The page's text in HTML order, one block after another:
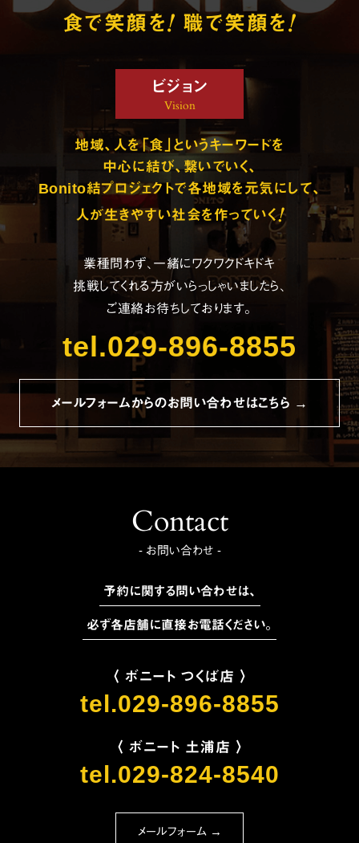
食で笑顔を! 職で笑顔を!
ビジョン
Vision
地域、人を「食」というキーワードを
中心に結び、繋いでいく、
Bonito結プロジェクトで各地域を元気にして、
人が生きやすい社会を作っていく!
業種問わず、一緒にワクワクドキドキ
挑戦してくれる方がいらっしゃいましたら、
ご連絡お待ちしております。
tel.029-896-8855
メールフォームからのお問い合わせはこちら →
Contact
- お問い合わせ -
予約に関する問い合わせは、
必ず各店舗に直接お電話ください。
〈 ボニート つくば店 〉
tel.029-896-8855
〈 ボニート 土浦店 〉
tel.029-824-8540
メールフォーム →